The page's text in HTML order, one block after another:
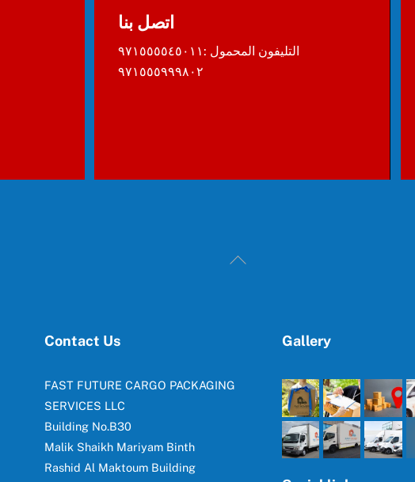
اتصل بنا
التليفون المحمول :٩٧١٥٥٥٥٤٥٠١١
٩٧١٥٥٥٩٩٩٨٠٢
Back
Contact Us
FAST FUTURE CARGO PACKAGING
SERVICES LLC
Building No.B30
Malik Shaikh Mariyam Binth
Rashid Al Maktoum Building
Gallery